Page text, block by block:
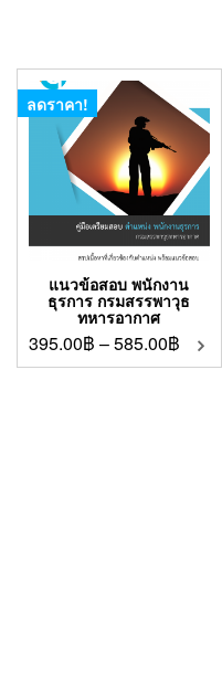
ลดราคา!
แนวข้อสอบ พนักงาน
ธุรการ กรมสรรพาวุธ
ทหารอากาศ
395.00฿ –585.00฿